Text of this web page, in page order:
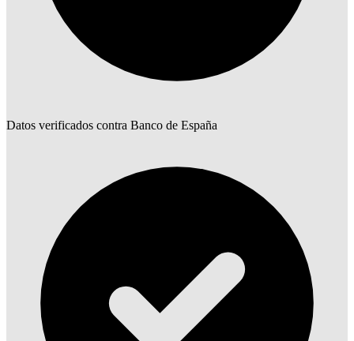
Datos verificados contra Banco de España